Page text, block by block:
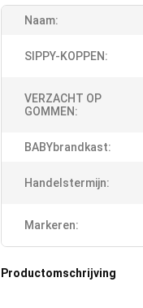
Naam:
SIPPY-KOPPEN:
VERZACHT OP
GOMMEN:
BABYbrandkast:
Handelstermijn:
Markeren:
Productomschrijving